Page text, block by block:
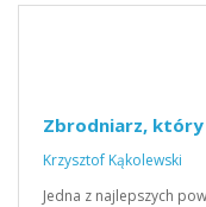
Zbrodniarz, który
Krzysztof Kąkolewski
Jedna z najlepszych